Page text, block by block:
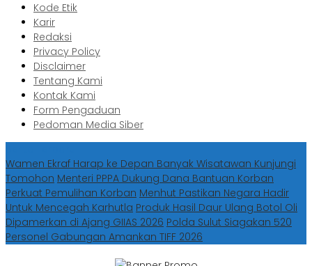
Kode Etik
Karir
Redaksi
Privacy Policy
Disclaimer
Tentang Kami
Kontak Kami
Form Pengaduan
Pedoman Media Siber
Wamen Ekraf Harap ke Depan Banyak Wisatawan Kunjungi
Tomohon Menteri PPPA Dukung Dana Bantuan Korban
Perkuat Pemulihan Korban Menhut Pastikan Negara Hadir
Untuk Mencegah Karhutla Produk Hasil Daur Ulang Botol Oli
Dipamerkan di Ajang GIIAS 2026 Polda Sulut Siagakan 520
Personel Gabungan Amankan TIFF 2026